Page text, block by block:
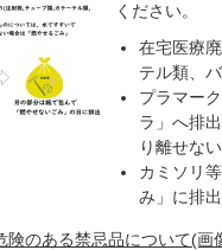
ください。
在宅医療
テル類、
プラマー
ラ」へ排
り離せな
カミソリ
み」に排
険のある禁忌品について(画